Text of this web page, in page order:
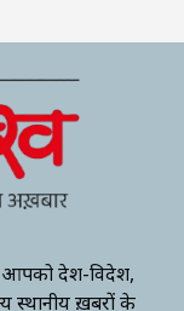
आपको देश-विदेश,
स्थानीय ख़बरों के